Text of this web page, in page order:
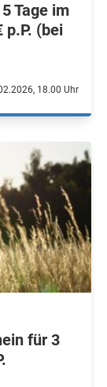
Tage im
p.P. (bei
18.00 Uhr
für 3